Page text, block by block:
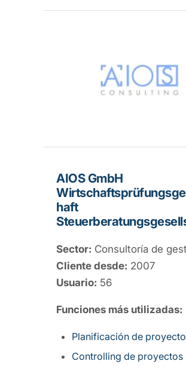
AIOS GmbH
haft
Sector: Consultoría de
Cliente desde: 2007
Usuario: 56
Funciones más utilizadas:
Planificación de
Controlling de proyectos